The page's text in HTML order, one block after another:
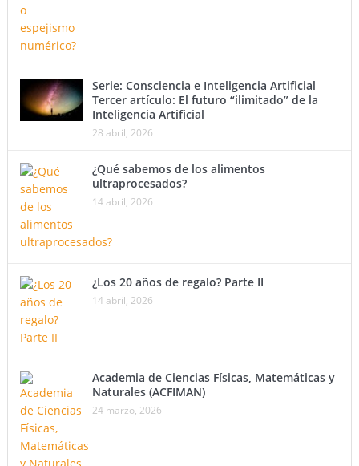
Serie: Consciencia e Inteligencia Artificial
Tercer artículo: El futuro “ilimitado” de la
Inteligencia Artificial
28 abril, 2026
¿Qué sabemos de los alimentos
ultraprocesados?
14 abril, 2026
¿Los 20 años de regalo? Parte II
14 abril, 2026
Academia de Ciencias Físicas, Matemáticas y
Naturales (ACFIMAN)
24 marzo, 2026